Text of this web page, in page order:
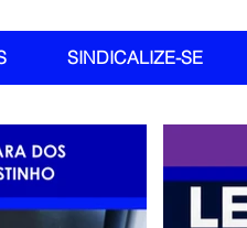
SINDICALIZE-SE